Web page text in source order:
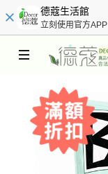
德蔻生活館
立刻使用官方APP